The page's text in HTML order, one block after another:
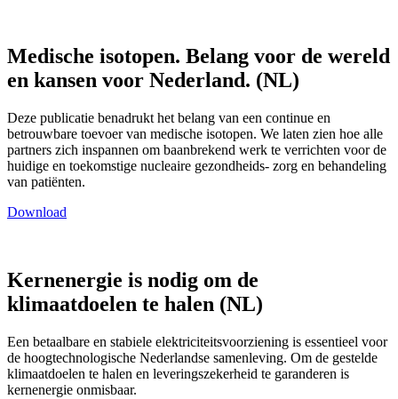
Medische isotopen. Belang voor de wereld
en kansen voor Nederland. (NL)
Deze publicatie benadrukt het belang van een continue en
betrouwbare toevoer van medische isotopen. We laten zien hoe alle
partners zich inspannen om baanbrekend werk te verrichten voor de
huidige en toekomstige nucleaire gezondheids- zorg en behandeling
van patiënten.
Download
Kernenergie is nodig om de
klimaatdoelen te halen (NL)
Een betaalbare en stabiele elektriciteitsvoorziening is essentieel voor
de hoogtechnologische Nederlandse samenleving. Om de gestelde
klimaatdoelen te halen en leveringszekerheid te garanderen is
kernenergie onmisbaar.